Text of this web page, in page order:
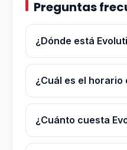
Preguntas
¿Dónde está
¿Cuál es el horario
¿Cuánto cuesta